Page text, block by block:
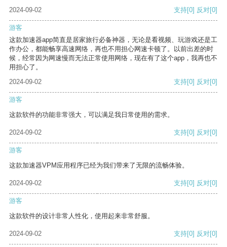
2024-09-02 支持[0] 反对[0]
游客
这款加速器app简直是居家旅行必备神器，无论是看视频、玩游戏还是工
作办公，都能畅享高速网络，再也不用担心网速卡顿了。以前出差的时
候，经常因为网速慢而无法正常使用网络，现在有了这个app，我再也不
用担心了。
2024-09-02
支持[0] 反对[0]
游客
这款软件的功能非常强大，可以满足我日常使用的需求。
2024-09-02 支持[0] 反对[0]
游客
这款加速器VPM应用程序已经为我们带来了无限的流畅体验。
2024-09-02 支持[0] 反对[0]
游客
这款软件的设计非常人性化，使用起来非常舒服。
2024-09-02 支持[0] 反对[0]